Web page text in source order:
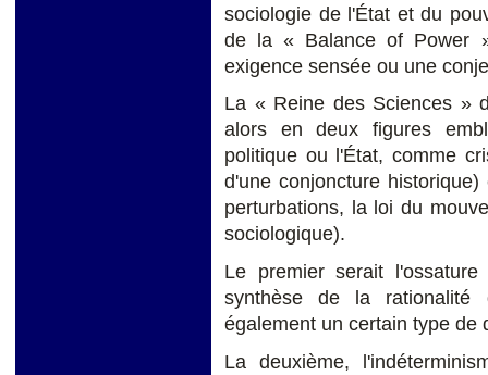
sociologie de l'État et du
de la « Balance of Power
exigence sensée ou une
La « Reine des Sciences »
alors en deux figures
politique ou l'État, comme
d'une conjoncture
perturbations, la loi du
sociologique).
Le premier serait
synthèse de la rationalité
également un certain type de
La deuxième,